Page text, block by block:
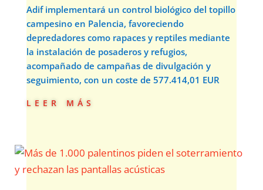
Adif implementará un control biológico del topillo
campesino en Palencia, favoreciendo
depredadores como rapaces y reptiles mediante
la instalación de posaderos y refugios,
acompañado de campañas de divulgación y
seguimiento, con un coste de 577.414,01 EUR
leer más